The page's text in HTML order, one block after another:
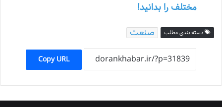
مختلف را بدانید!
دسته بندی مطلب صنعت
Copy URL